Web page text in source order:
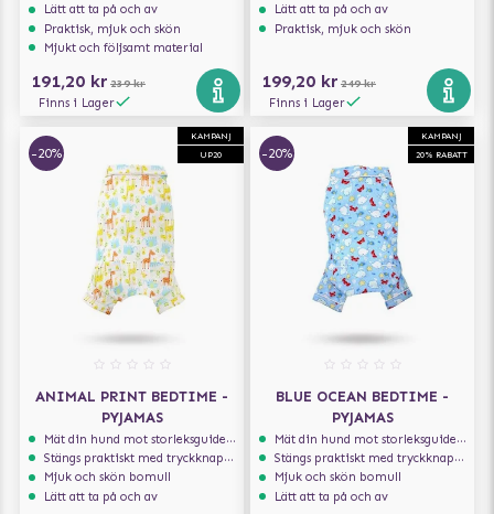
Lätt att ta på och av
Praktisk, mjuk och skön
Mjukt och följsamt material
191,20 kr 239 kr
Finns i Lager
Lätt att ta på och av
Praktisk, mjuk och skön
199,20 kr 249 kr
Finns i Lager
KAMPANJ
UP20
-20%
ANIMAL PRINT BEDTIME -
PYJAMAS
Mät din hund mot storleksguiden för att få rätt storlek
Stängs praktiskt med tryckknappar
Mjuk och skön bomull
Lätt att ta på och av
KAMPANJ
20% RABATT
-20%
BLUE OCEAN BEDTIME -
PYJAMAS
Mät din hund mot storleksguiden för att få rätt storlek
Stängs praktiskt med tryckknappar
Mjuk och skön bomull
Lätt att ta på och av